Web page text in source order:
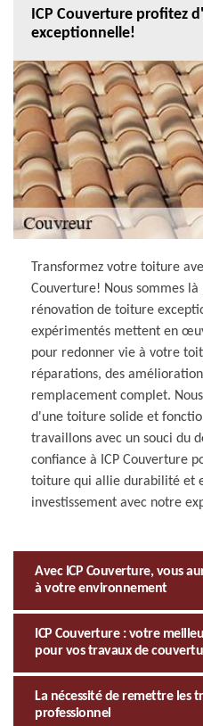
ICP Couverture profitez
exceptionnelle!
Transformez votre toiture
Couverture! Nous sommes
rénovation de toiture
expérimentés mettent en
pour redonner vie à votre
réparations, des
remplacement complet.
d'une toiture solide et
travaillons avec un souci du
confiance à ICP Couverture
toiture qui allie durabilité et
investissement avec notre
Avec ICP Couverture, vous
à votre environnement
ICP Couverture : votre
pour vos travaux de
La nécessité de remettre les
professionnel